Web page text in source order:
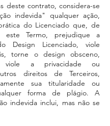
deste contrato, considera-se
indevida" qualquer ação,
do Licenciado que, de
este Termo, prejudique a
Design Licenciado, viole
torne o design obsceno,
viole a privacidade ou
direitos de Terceiros,
sua titularidade ou
forma de plágio. A
indevida inclui, mas não se